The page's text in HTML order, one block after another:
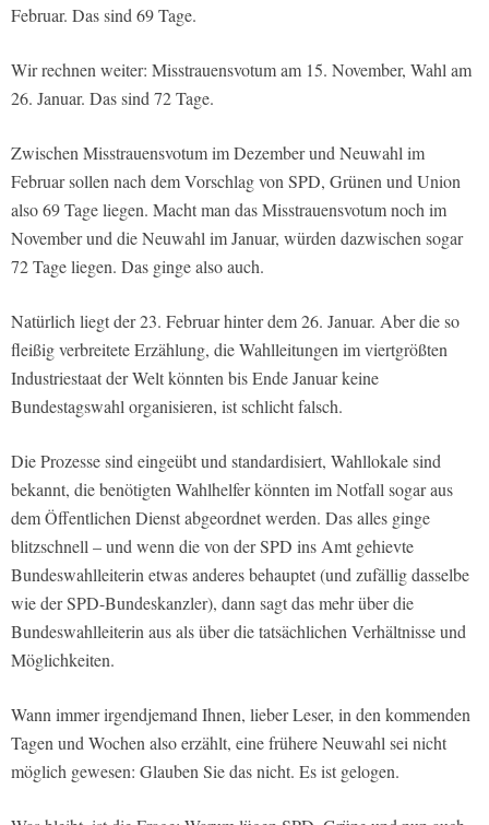
Februar. Das sind 69 Tage.
Wir rechnen weiter: Misstrauensvotum am 15. November, Wahl am
26. Januar. Das sind 72 Tage.
Zwischen Misstrauensvotum im Dezember und Neuwahl im
Februar sollen nach dem Vorschlag von SPD, Grünen und Union
also 69 Tage liegen. Macht man das Misstrauensvotum noch im
November und die Neuwahl im Januar, würden dazwischen sogar
72 Tage liegen. Das ginge also auch.
Natürlich liegt der 23. Februar hinter dem 26. Januar. Aber die so
fleißig verbreitete Erzählung, die Wahlleitungen im viertgrößten
Industriestaat der Welt könnten bis Ende Januar keine
Bundestagswahl organisieren, ist schlicht falsch.
Die Prozesse sind eingeübt und standardisiert, Wahllokale sind
bekannt, die benötigten Wahlhelfer könnten im Notfall sogar aus
dem Öffentlichen Dienst abgeordnet werden. Das alles ginge
blitzschnell – und wenn die von der SPD ins Amt gehievte
Bundeswahlleiterin etwas anderes behauptet (und zufällig dasselbe
wie der SPD-Bundeskanzler), dann sagt das mehr über die
Bundeswahlleiterin aus als über die tatsächlichen Verhältnisse und
Möglichkeiten.
Wann immer irgendjemand Ihnen, lieber Leser, in den kommenden
Tagen und Wochen also erzählt, eine frühere Neuwahl sei nicht
möglich gewesen: Glauben Sie das nicht. Es ist gelogen.